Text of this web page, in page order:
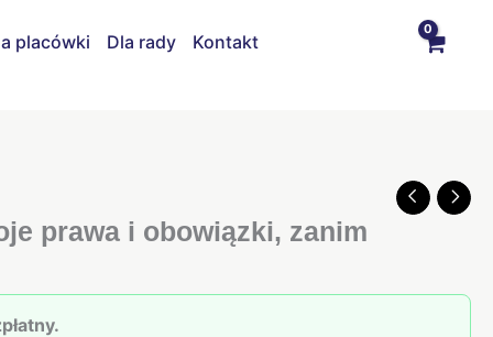
placówki Dla rady Kontakt
prawa i obowiązki, zanim
cena
wynosiła:
cena